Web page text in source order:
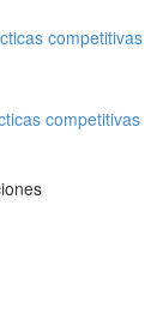
competitivas
competitivas